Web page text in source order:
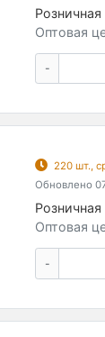
Розничная
Оптовая
-
220 шт.,
Обновлено
Розничная
Оптовая
-